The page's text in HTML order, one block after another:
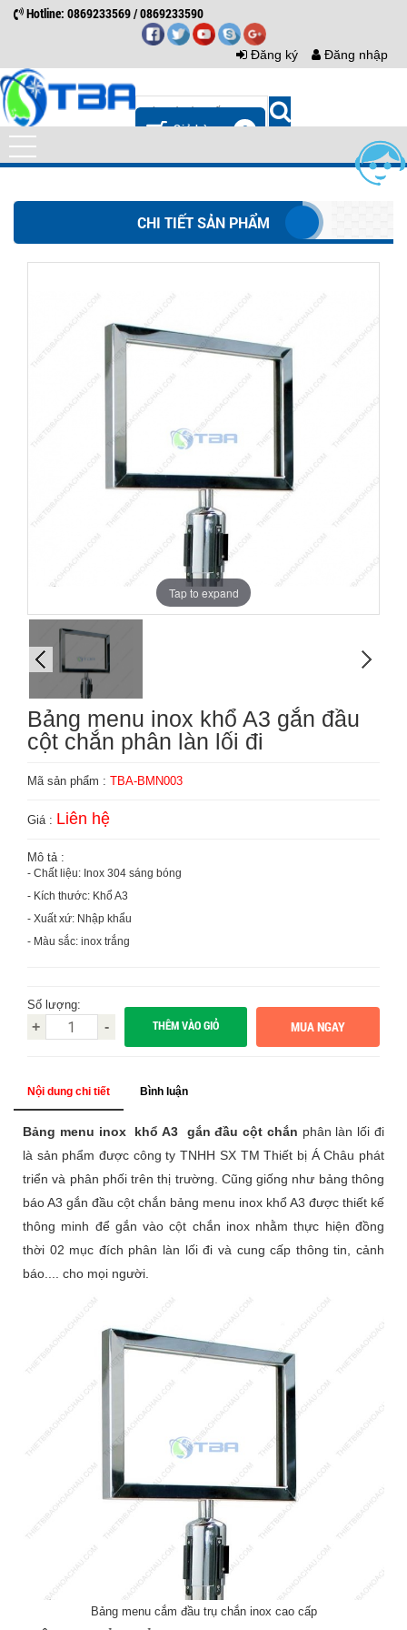
Hotline: 0869233569 / 0869233590
Đăng ký Đăng nhập
0
CHI TIẾT SẢN PHẨM
Tap to expand
Bảng menu inox khổ A3 gắn đầu
cột chắn phân làn lối đi
Mã sản phẩm : TBA-BMN003
Giá : Liên hệ
Mô tả :
- Chất liệu: Inox 304 sáng bóng
- Kích thước: Khổ A3
- Xuất xứ: Nhập khẩu
- Màu sắc: inox trắng
Số lượng:
+ - THÊM VÀO GIỎ
Nội dung chi tiết Bình luận
Bảng menu inox khổ A3 gắn đầu cột chắn phân làn lối đi
là sản phẩm được công ty TNHH SX TM Thiết bị Á Châu phát
triển và phân phối trên thị trường. Cũng giống như bảng thông
báo A3 gắn đầu cột chắn bảng menu inox khổ A3 được thiết kế
thông minh để gắn vào cột chắn inox nhằm thực hiện đồng
thời 02 mục đích phân làn lối đi và cung cấp thông tin, cảnh
báo.... cho mọi người.
Bảng menu cắm đầu trụ chắn inox cao cấp